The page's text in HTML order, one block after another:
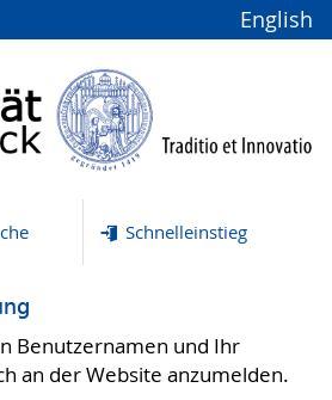
English
Schnelleinstieg
Benutzernamen und Ihr
an der Website anzumelden.